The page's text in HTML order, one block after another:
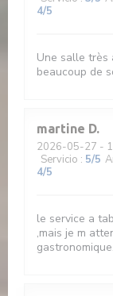
4/5
Une salle très
beaucoup de
martine D
2026-05-27 -
Servicio : 5/5
4/5
le service a
,mais je m
gastronomique.